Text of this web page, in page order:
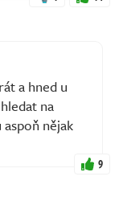
a hned u
na
nějak
9